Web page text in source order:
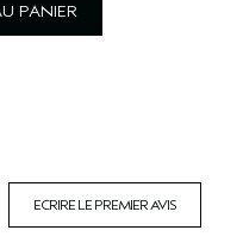
PANIER
ECRIRE LE PREMIER AVIS